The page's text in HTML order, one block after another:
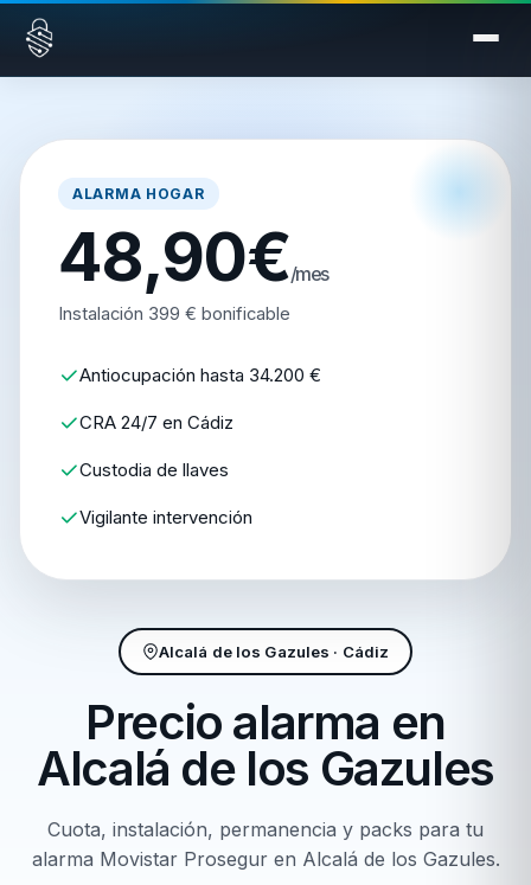
Saltar al contenido
Alcalá de los Gazules · Cádiz
Precio alarma en
Alcalá de los Gazules
Cuota, instalación, permanencia y packs para tu
alarma Movistar Prosegur en Alcalá de los Gazules.
ALARMA HOGAR
48,90€/mes
Instalación 399 € bonificable
Antiocupación hasta 34.200 €
CRA 24/7 en Cádiz
Custodia de llaves
Vigilante intervención